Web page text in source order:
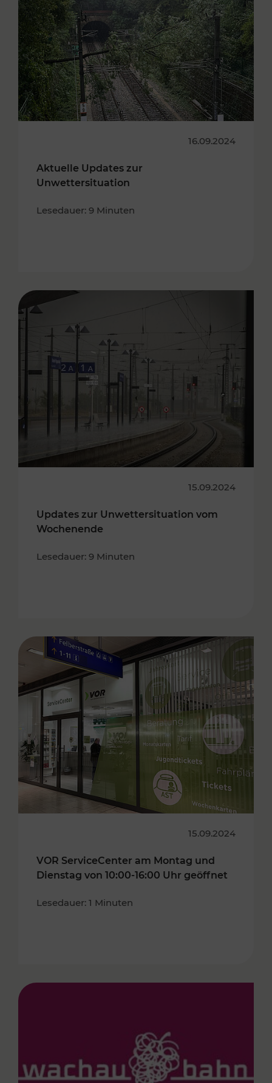
16.09.2024
Aktuelle Updates zur
Unwettersituation
Lesedauer: 9 Minuten
15.09.2024
Updates zur Unwettersituation vom
Wochenende
Lesedauer: 9 Minuten
15.09.2024
VOR ServiceCenter am Montag und
Dienstag von 10:00-16:00 Uhr geöffnet
Lesedauer: 1 Minuten